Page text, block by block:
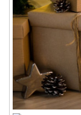
Audio